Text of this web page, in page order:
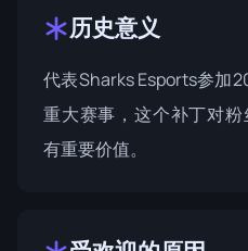
历史意义
代表Sharks Esports参加
重大赛事，这个补丁对
有重要价值。